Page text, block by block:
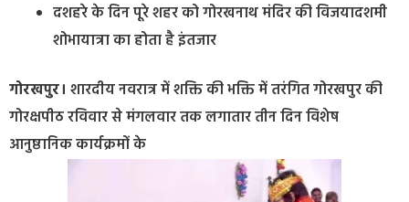
दशहरे के दिन पूरे शहर को गोरखनाथ मंदिर की विजयादशमी
शोभायात्रा का होता है इंतजार
गोरखपुर। शारदीय नवरात्र में शक्ति की भक्ति में तरंगित गोरखपुर की
गोरक्षपीठ रविवार से मंगलवार तक लगातार तीन दिन विशेष
आनुष्ठानिक कार्यक्रमों के